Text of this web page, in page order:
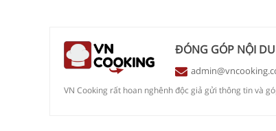
ĐÓNG GÓP NỘI
VN Cooking rất hoan nghênh độc giả gửi thông tin và